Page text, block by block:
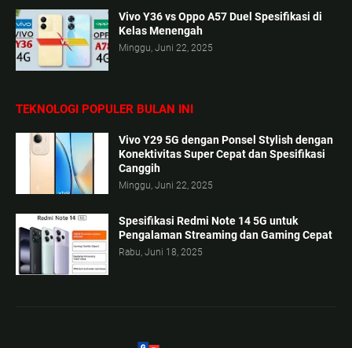
Vivo Y36 vs Oppo A57 Duel Spesifikasi di
Kelas Menengah
Minggu, Juni 22, 2025
TEKNOLOGI POPULER BULAN INI
Vivo Y29 5G dengan Ponsel Stylish dengan
Konektivitas Super Cepat dan Spesifikasi
Canggih
Minggu, Juni 22, 2025
Spesifikasi Redmi Note 14 5G untuk
Pengalaman Streaming dan Gaming Cepat
Rabu, Juni 18, 2025